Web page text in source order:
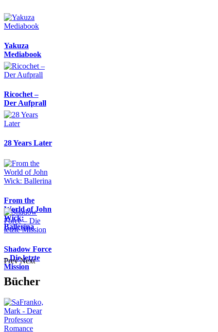
Yakuza
Mediabook
Ricochet –
Der Aufprall
28 Years Later
From the
World of John
Wick:
Ballerina
Shadow Force
– Die letzte
Mission
Prev Next
Bücher